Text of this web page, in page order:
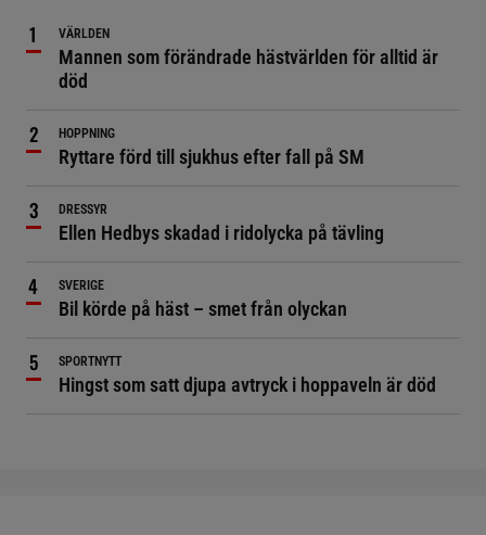
VÄRLDEN
Mannen som förändrade hästvärlden för alltid är
död
HOPPNING
Ryttare förd till sjukhus efter fall på SM
DRESSYR
Ellen Hedbys skadad i ridolycka på tävling
SVERIGE
Bil körde på häst – smet från olyckan
SPORTNYTT
Hingst som satt djupa avtryck i hoppaveln är död